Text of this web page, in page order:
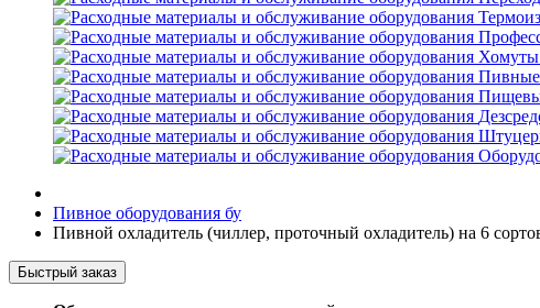
Пивное оборудования бу
Пивной охладитель (чиллер, проточный охладитель) на 6
Быстрый заказ